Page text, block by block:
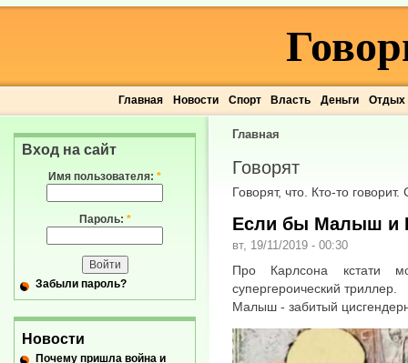
Главная Новости Спорт Власть Деньги Отдых
Главная
Говорят
Говорят, что. Кто-то
Если бы Малыш и
вт, 19/11/2019 - 00:30
Про Карлсона кстати
супергероический триллер.
Малыш - забитый
Вход на сайт
Имя пользователя: *
Пароль: *
Забыли пароль?
Новости
Почему пришла война и